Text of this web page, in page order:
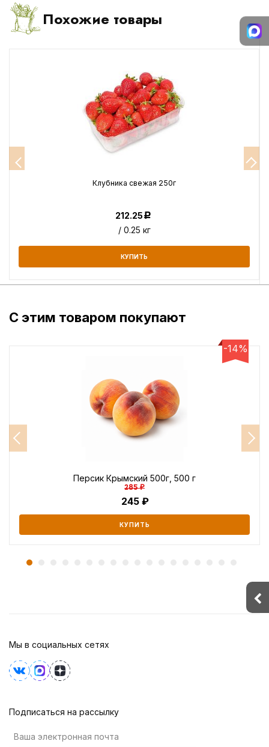
Похожие товары
Клубника свежая 250г
212.25Р
/ 0.25 кг
КУПИТЬ
С этим товаром покупают
-14%
Персик Крымский 500г, 500 г
285 ₽
245
КУПИТЬ
Мы в социальных сетях
Подписаться на рассылку